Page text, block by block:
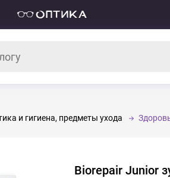
и гигиена, предметы ухода
Biorepair Junior